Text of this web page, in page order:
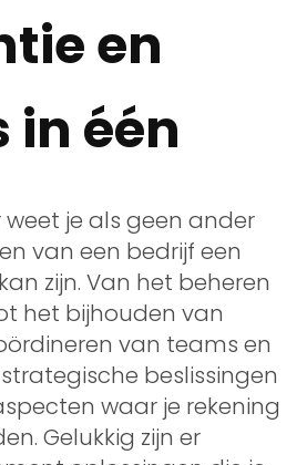
en
in één
je als geen ander
van een bedrijf een
zijn. Van het beheren
het bijhouden van
van teams en
beslissingen
waar je rekening
Gelukkig zijn er